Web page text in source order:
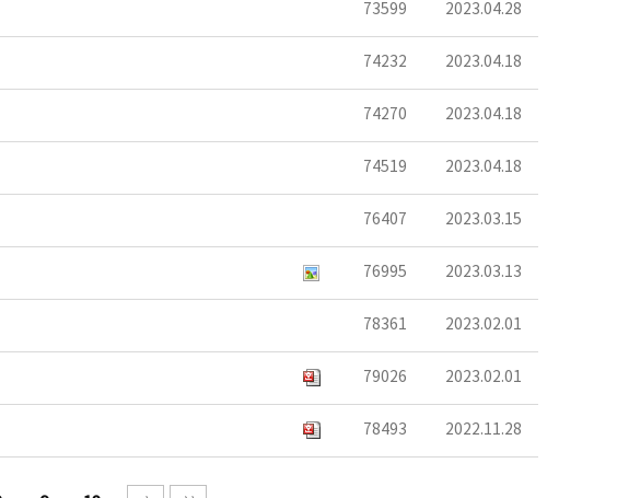
73599 2023.04.28
74232 2023.04.18
74270 2023.04.18
74519 2023.04.18
76407 2023.03.15
76995 2023.03.13
78361 2023.02.01
79026 2023.02.01
78493 2022.11.28